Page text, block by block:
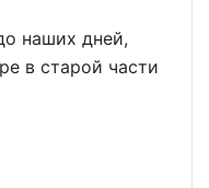
наших дней,
в старой части